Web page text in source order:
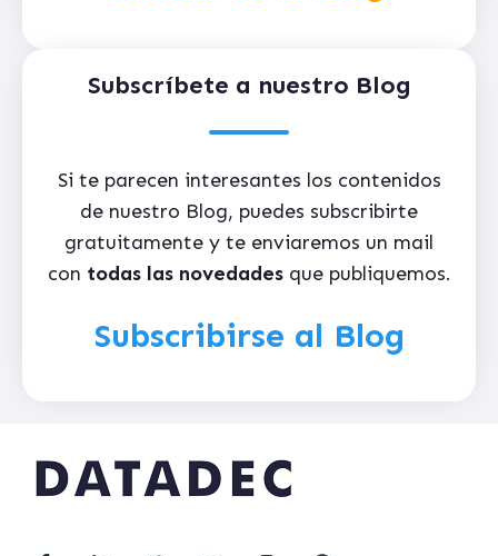
Subscríbete a nuestro Blog
Si te parecen interesantes los contenidos
de nuestro Blog, puedes subscribirte
gratuitamente y te enviaremos un mail
con todas las novedadesque publiquemos.
Subscribirse al Blog